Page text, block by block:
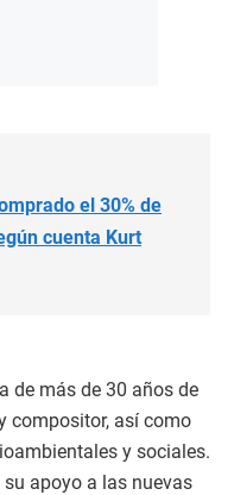
el 30% de
cuenta Kurt
de más de 30 años de
compositor, así como
y sociales.
apoyo a las nuevas